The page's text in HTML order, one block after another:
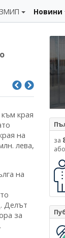
ЗМИП Новини
края
на
лева,
на
Делът
за
за